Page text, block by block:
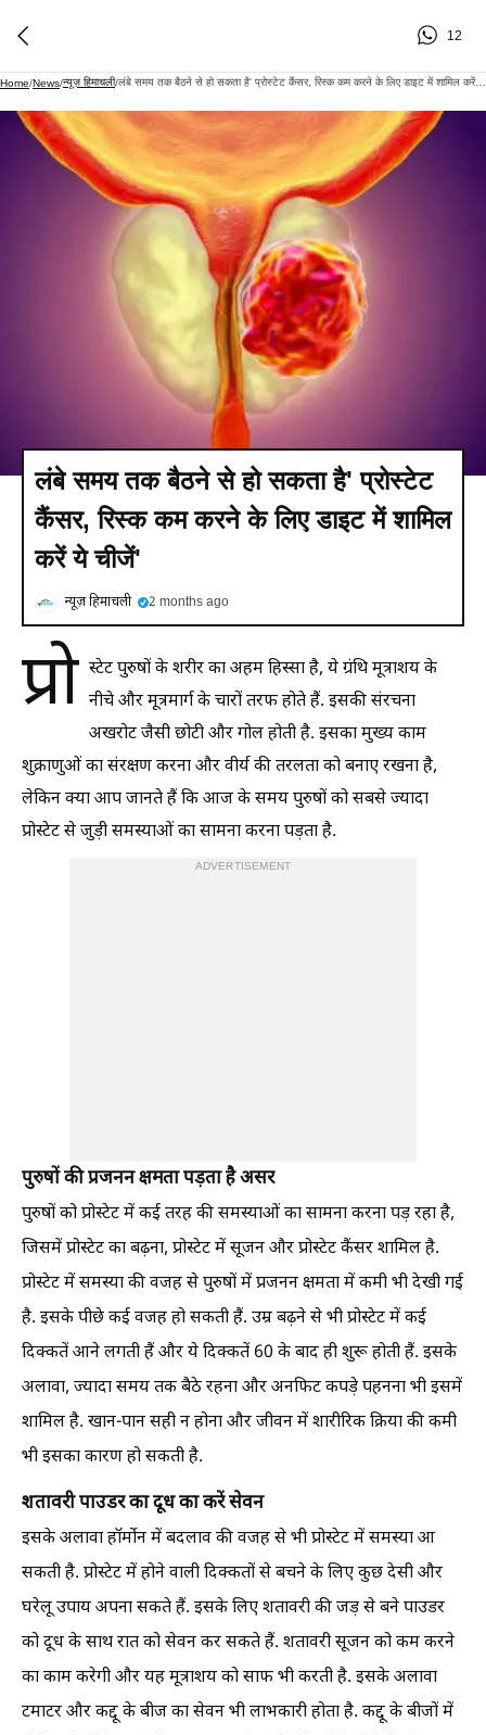
12
Home/News/न्यूज़ हिमाचली/ लंबे समय तक बैठने से हो सकता है' प्रोस्टेट कैंसर, रिस्क कम करने के लिए डाइट में शामिल करें ये चीजें'
लंबे समय तक बैठने से हो सकता है' प्रोस्टेट
कैंसर, रिस्क कम करने के लिए डाइट में शामिल
करें ये चीजें'
न्यूज़ हिमाचली 2 months ago
प्रो स्टेट पुरुषों के शरीर का अहम हिस्सा है, ये ग्रंथि मूत्राशय के
नीचे और मूत्रमार्ग के चारों तरफ होते हैं. इसकी संरचना
अखरोट जैसी छोटी और गोल होती है. इसका मुख्य काम
शुक्राणुओं का संरक्षण करना और वीर्य की तरलता को बनाए रखना है,
लेकिन क्या आप जानते हैं कि आज के समय पुरुषों को सबसे ज्यादा
प्रोस्टेट से जुड़ी समस्याओं का सामना करना पड़ता है.
ADVERTISEMENT
पुरुषों की प्रजनन क्षमता पड़ता है असर
पुरुषों को प्रोस्टेट में कई तरह की समस्याओं का सामना करना पड़ रहा है,
जिसमें प्रोस्टेट का बढ़ना, प्रोस्टेट में सूजन और प्रोस्टेट कैंसर शामिल है.
प्रोस्टेट में समस्या की वजह से पुरुषों में प्रजनन क्षमता में कमी भी देखी गई
है. इसके पीछे कई वजह हो सकती हैं. उम्र बढ़ने से भी प्रोस्टेट में कई
दिक्कतें आने लगती हैं और ये दिक्कतें 60 के बाद ही शुरू होती हैं. इसके
अलावा, ज्यादा समय तक बैठे रहना और अनफिट कपड़े पहनना भी इसमें
शामिल है. खान-पान सही न होना और जीवन में शारीरिक क्रिया की कमी
भी इसका कारण हो सकती है.
शतावरी पाउडर का दूध का करें सेवन
इसके अलावा हॉर्मोन में बदलाव की वजह से भी प्रोस्टेट में समस्या आ
सकती है. प्रोस्टेट में होने वाली दिक्कतों से बचने के लिए कुछ देसी और
घरेलू उपाय अपना सकते हैं. इसके लिए शतावरी की जड़ से बने पाउडर
को दूध के साथ रात को सेवन कर सकते हैं. शतावरी सूजन को कम करने
का काम करेगी और यह मूत्राशय को साफ भी करती है. इसके अलावा
टमाटर और कद्दू के बीज का सेवन भी लाभकारी होता है. कद्दू के बीजों में